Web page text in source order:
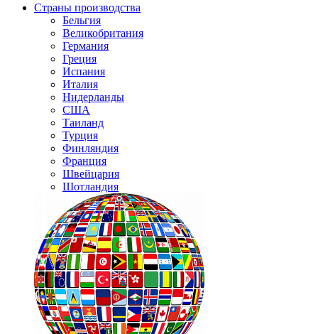
Страны производства
Бельгия
Великобритания
Германия
Греция
Испания
Италия
Нидерланды
США
Таиланд
Турция
Финляндия
Франция
Швейцария
Шотландия